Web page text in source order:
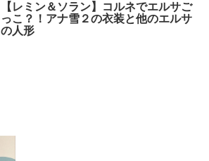
【レミン＆ソラン】コルネでエルサご
っこ？！アナ雪２の衣装と他のエルサ
の人形